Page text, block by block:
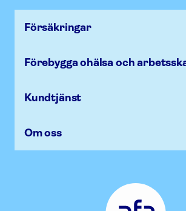
Försäk­ringar
Förebygga ohälsa och
Kundtjänst
Om oss
Försäkring